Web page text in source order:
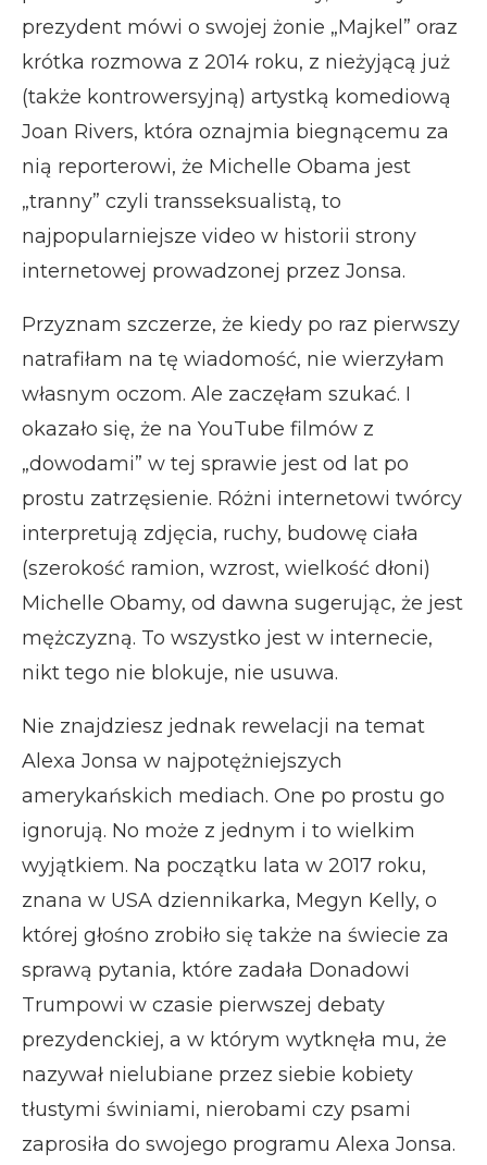
prezydent mówi o swojej żonie „Majkel” oraz
krótka rozmowa z 2014 roku, z nieżyjącą już
(także kontrowersyjną) artystką komediową
Joan Rivers, która oznajmia biegnącemu za
nią reporterowi, że Michelle Obama jest
„tranny” czyli transseksualistą, to
najpopularniejsze video w historii strony
internetowej prowadzonej przez Jonsa.
Przyznam szczerze, że kiedy po raz pierwszy
natrafiłam na tę wiadomość, nie wierzyłam
własnym oczom. Ale zaczęłam szukać. I
okazało się, że na YouTube filmów z
„dowodami” w tej sprawie jest od lat po
prostu zatrzęsienie. Różni internetowi twórcy
interpretują zdjęcia, ruchy, budowę ciała
(szerokość ramion, wzrost, wielkość dłoni)
Michelle Obamy, od dawna sugerując, że jest
mężczyzną. To wszystko jest w internecie,
nikt tego nie blokuje, nie usuwa.
Nie znajdziesz jednak rewelacji na temat
Alexa Jonsa w najpotężniejszych
amerykańskich mediach. One po prostu go
ignorują. No może z jednym i to wielkim
wyjątkiem. Na początku lata w 2017 roku,
znana w USA dziennikarka, Megyn Kelly, o
której głośno zrobiło się także na świecie za
sprawą pytania, które zadała Donadowi
Trumpowi w czasie pierwszej debaty
prezydenckiej, a w którym wytknęła mu, że
nazywał nielubiane przez siebie kobiety
tłustymi świniami, nierobami czy psami
zaprosiła do swojego programu Alexa Jonsa.